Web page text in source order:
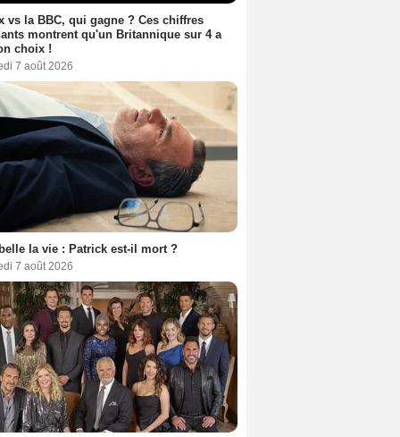
Portman
Roger Rees
vs la BBC, qui gagne ? Ces chiffres
montrent qu'un Britannique sur 4 a
choix !
7 août 2026
la vie : Patrick est-il mort ?
7 août 2026